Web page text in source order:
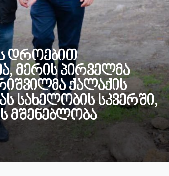
დროებით
მერის პირველმა
ქალაქის
სახელობის სკვერში,
მშენებლობა